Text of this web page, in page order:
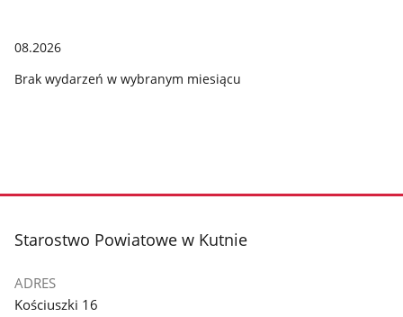
08.2026
Brak wydarzeń w wybranym miesiącu
stopka
Starostwo Powiatowe w Kutnie
ADRES
Kościuszki 16